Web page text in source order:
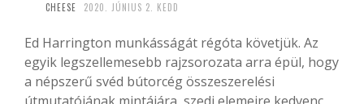
CHEESE 2020. JÚNIUS 2. KEDD
Ed Harrington munkásságát régóta követjük. Az
egyik legszellemesebb rajzsorozata arra épül, hogy
a népszerű svéd bútorcég összeszerelési